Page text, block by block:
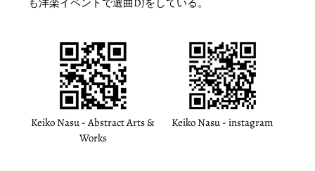
も洋楽イベントで選曲DJをしている。
Keiko Nasu - Abstract Arts &
Works
Keiko Nasu - instagram